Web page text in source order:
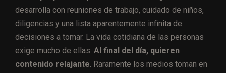
desarrolla con reuniones de trabajo, cuidado de niños,
diligencias y una lista aparentemente infinita de
decisiones a tomar. La vida cotidiana de las personas
exige mucho de ellas. Al final del día, quieren
contenido relajante. Raramente los medios toman en